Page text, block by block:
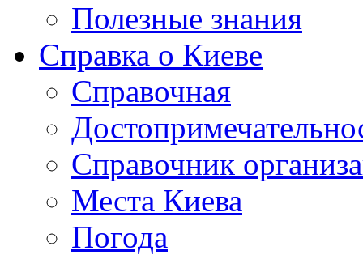
Полезные знания
Справка о Киеве
Справочная
Справочник
Места Киева
Погода